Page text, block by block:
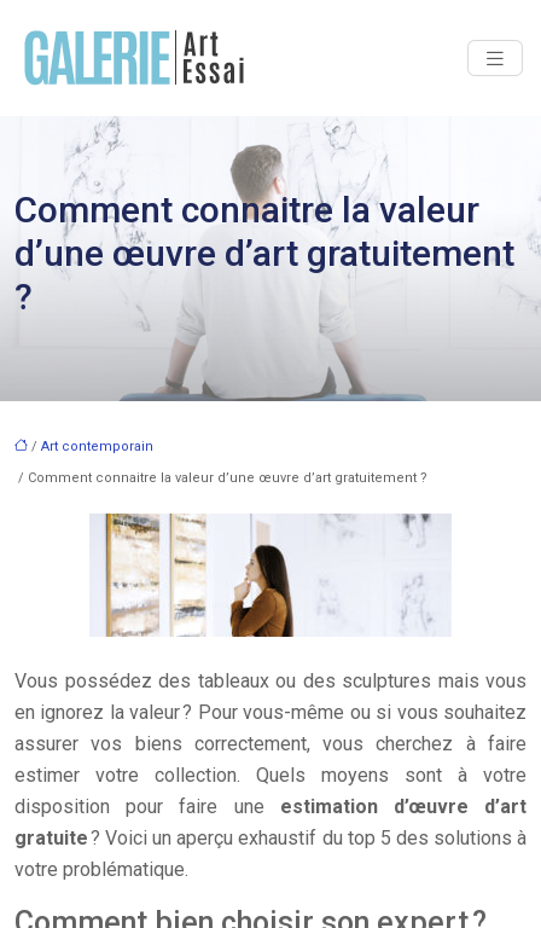
Comment connaitre la valeur
d’une œuvre d’art gratuitement
?
/ Art contemporain
/ Comment connaitre la valeur d’une œuvre d’art gratuitement ?
Vous possédez des tableaux ou des sculptures mais vous
en ignorez la valeur ? Pour vous-même ou si vous souhaitez
assurer vos biens correctement, vous cherchez à faire
estimer votre collection. Quels moyens sont à votre
disposition pour faire une estimation d’œuvre d’art
gratuite? Voici un aperçu exhaustif du top 5 des solutions à
votre problématique.